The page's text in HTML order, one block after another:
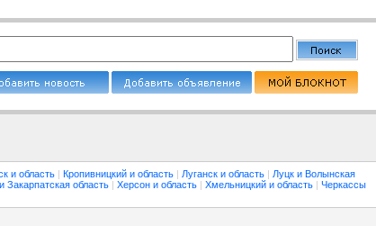
и область | Кропивницкий и область | Луганск и область | Луцк и Волынская
Закарпатская область | Херсон и область | Хмельницкий и область | Черкассы